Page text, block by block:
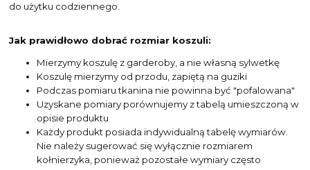
do użytku codziennego.
Jak prawidłowo dobrać rozmiar koszuli:
Mierzymy koszulę z garderoby, a nie własną sylwetkę
Koszulę mierzymy od przodu, zapiętą na guziki
Podczas pomiaru tkanina nie powinna być "pofalowana"
Uzyskane pomiary porównujemy z tabelą umieszczoną w
opisie produktu
Każdy produkt posiada indywidualną tabelę wymiarów.
Nie należy sugerować się wyłącznie rozmiarem
kołnierzyka, ponieważ pozostałe wymiary często